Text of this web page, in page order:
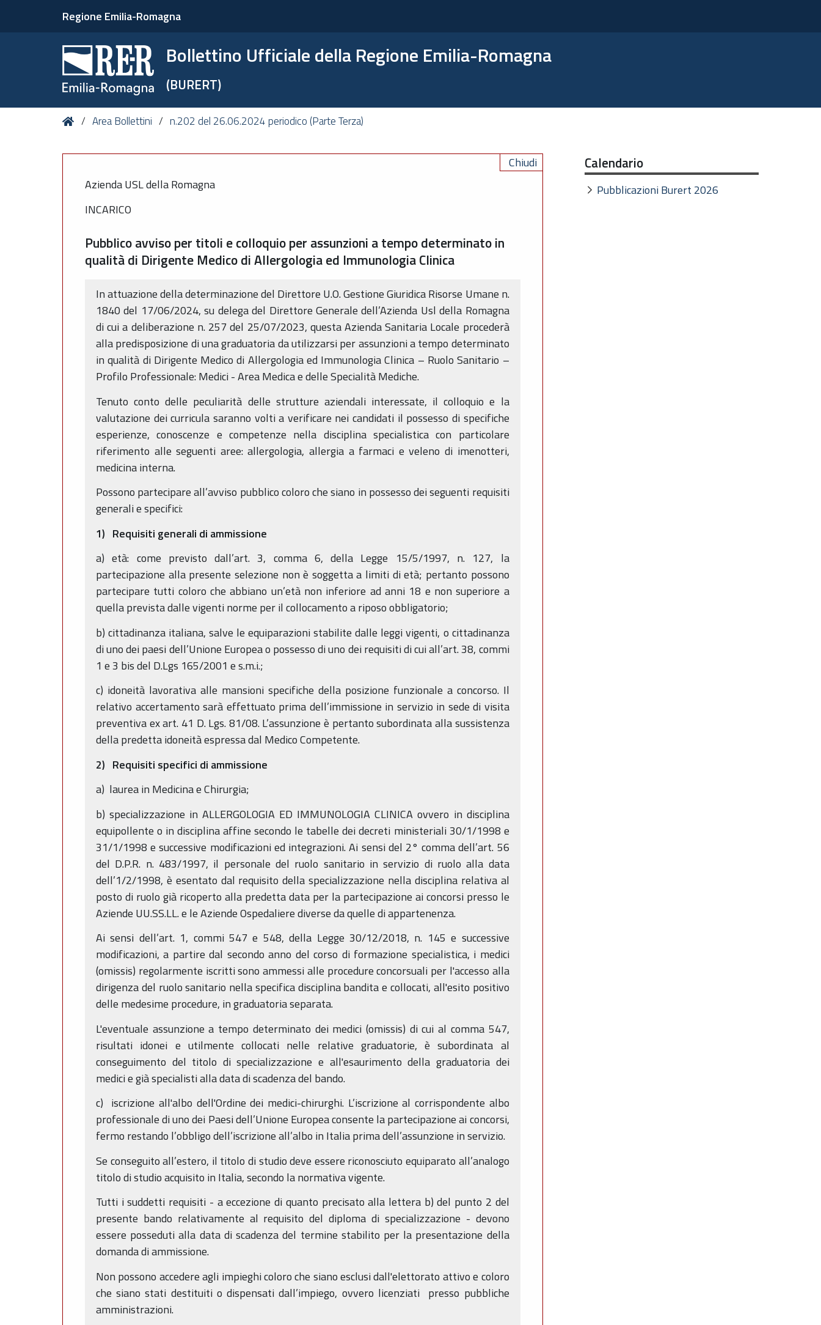
Regione Emilia-Romagna
Bollettino Ufficiale della Regione Emilia-Romagna
(BURERT)
Tu HomeArea Bollettini n.202 del 26.06.2024 periodico (Parte Terza)
Chiudi
Azienda USL della Romagna
INCARICO
Pubblico avviso per titoli e colloquio per assunzioni a tempo determinato in
qualità di Dirigente Medico di Allergologia ed Immunologia Clinica
In attuazione della determinazione del Direttore U.O. Gestione Giuridica Risorse Umane n.
1840 del 17/06/2024, su delega del Direttore Generale dell’Azienda Usl della Romagna
di cui a deliberazione n. 257 del 25/07/2023, questa Azienda Sanitaria Locale procederà
alla predisposizione di una graduatoria da utilizzarsi per assunzioni a tempo determinato
in qualità di Dirigente Medico di Allergologia ed Immunologia Clinica – Ruolo Sanitario –
Profilo Professionale: Medici - Area Medica e delle Specialità Mediche.
Tenuto conto delle peculiarità delle strutture aziendali interessate, il colloquio e la
valutazione dei curricula saranno volti a verificare nei candidati il possesso di specifiche
esperienze, conoscenze e competenze nella disciplina specialistica con particolare
riferimento alle seguenti aree: allergologia, allergia a farmaci e veleno di imenotteri,
medicina interna.
Possono partecipare all’avviso pubblico coloro che siano in possesso dei seguenti requisiti
generali e specifici:
1) Requisiti generali di ammissione
a) età: come previsto dall’art. 3, comma 6, della Legge 15/5/1997, n. 127, la
partecipazione alla presente selezione non è soggetta a limiti di età; pertanto possono
partecipare tutti coloro che abbiano un’età non inferiore ad anni 18 e non superiore a
quella prevista dalle vigenti norme per il collocamento a riposo obbligatorio;
b) cittadinanza italiana, salve le equiparazioni stabilite dalle leggi vigenti, o cittadinanza
di uno dei paesi dell’Unione Europea o possesso di uno dei requisiti di cui all’art. 38, commi
1 e 3 bis del D.Lgs 165/2001 e s.m.i.;
c) idoneità lavorativa alle mansioni specifiche della posizione funzionale a concorso. Il
relativo accertamento sarà effettuato prima dell’immissione in servizio in sede di visita
preventiva ex art. 41 D. Lgs. 81/08. L’assunzione è pertanto subordinata alla sussistenza
della predetta idoneità espressa dal Medico Competente.
2) Requisiti specifici di ammissione
a) laurea in Medicina e Chirurgia;
b) specializzazione in ALLERGOLOGIA ED IMMUNOLOGIA CLINICA ovvero in disciplina
equipollente o in disciplina affine secondo le tabelle dei decreti ministeriali 30/1/1998 e
31/1/1998 e successive modificazioni ed integrazioni. Ai sensi del 2° comma dell’art. 56
del D.P.R. n. 483/1997, il personale del ruolo sanitario in servizio di ruolo alla data
dell’1/2/1998, è esentato dal requisito della specializzazione nella disciplina relativa al
posto di ruolo già ricoperto alla predetta data per la partecipazione ai concorsi presso le
Aziende UU.SS.LL. e le Aziende Ospedaliere diverse da quelle di appartenenza.
Ai sensi dell’art. 1, commi 547 e 548, della Legge 30/12/2018, n. 145 e successive
modificazioni, a partire dal secondo anno del corso di formazione specialistica, i medici
(omissis) regolarmente iscritti sono ammessi alle procedure concorsuali per l'accesso alla
dirigenza del ruolo sanitario nella specifica disciplina bandita e collocati, all'esito positivo
delle medesime procedure, in graduatoria separata.
L'eventuale assunzione a tempo determinato dei medici (omissis) di cui al comma 547,
risultati idonei e utilmente collocati nelle relative graduatorie, è subordinata al
conseguimento del titolo di specializzazione e all'esaurimento della graduatoria dei
medici e già specialisti alla data di scadenza del bando.
c) iscrizione all'albo dell'Ordine dei medici-chirurghi. L’iscrizione al corrispondente albo
professionale di uno dei Paesi dell’Unione Europea consente la partecipazione ai concorsi,
fermo restando l’obbligo dell’iscrizione all’albo in Italia prima dell’assunzione in servizio.
Se conseguito all’estero, il titolo di studio deve essere riconosciuto equiparato all’analogo
titolo di studio acquisito in Italia, secondo la normativa vigente.
Tutti i suddetti requisiti - a eccezione di quanto precisato alla lettera b) del punto 2 del
presente bando relativamente al requisito del diploma di specializzazione - devono
essere posseduti alla data di scadenza del termine stabilito per la presentazione della
domanda di ammissione.
Non possono accedere agli impieghi coloro che siano esclusi dall'elettorato attivo e coloro
che siano stati destituiti o dispensati dall’impiego, ovvero licenziati presso pubbliche
amministrazioni.
Calendario
Pubblicazioni Burert 2026